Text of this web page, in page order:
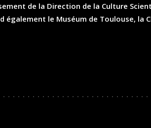
de la Direction de la Culture
le Muséum de Toulouse, la